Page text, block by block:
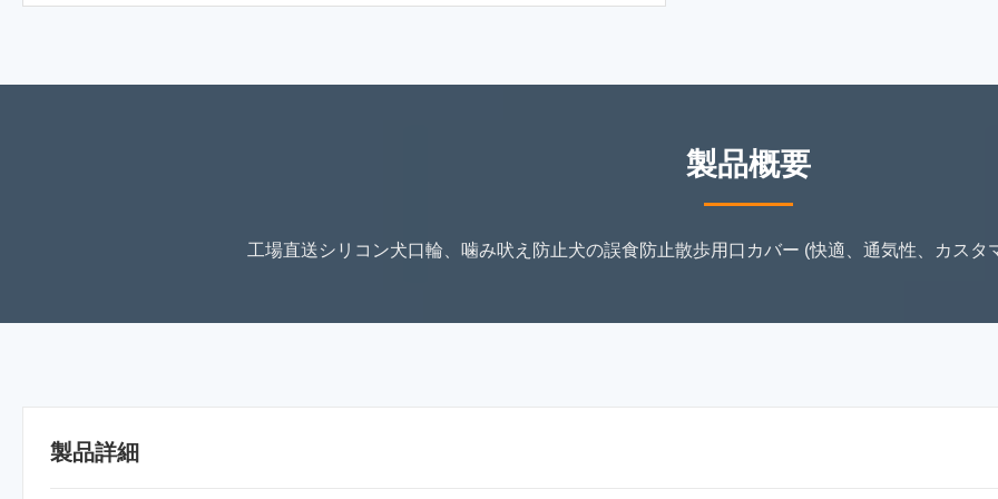
製品概要
工場直送シリコン犬口輪、噛み吠え防止犬の誤食防止散歩用口カバー (快適、通気性、カスタ
製品詳細